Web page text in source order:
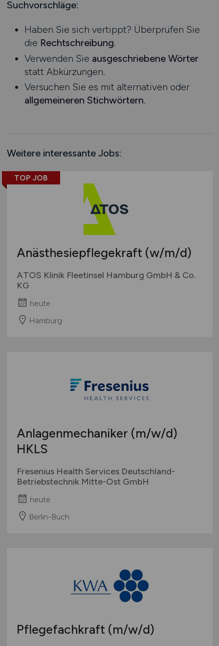
Sonstige
Mecklenburg-Vorpommern
Nordrhein-Westfalen
Rheinland-Pfalz
Saarland
Sachsen
Sachsen-Anhalt
Schleswig-Holstein
Schweiz
Europa
International
Suchvorschläge:
Haben Sie sich vertippt? Überprüfen Sie
die Rechtschreibung.
Verwenden Sie ausgeschriebene Wörter
statt Abkürzungen.
Versuchen Sie es mit alternativen oder
allgemeineren Stichwörtern.
Weitere interessante Jobs:
TOP JOB
Anästhesiepflegekraft (w/m/d)
ATOS Klinik Fleetinsel Hamburg GmbH & Co.
KG
heute
Hamburg
Anlagenmechaniker (m/w/d)
HKLS
Fresenius Health Services Deutschland-
Betriebstechnik Mitte-Ost GmbH
heute
Berlin-Buch
Pflegefachkraft (m/w/d)